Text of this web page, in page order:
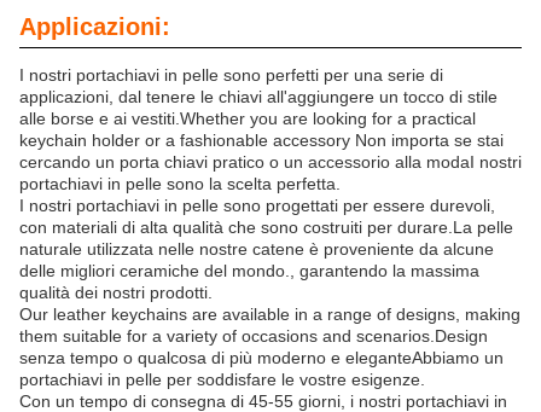
Applicazioni:
I nostri portachiavi in pelle sono perfetti per una serie di
applicazioni, dal tenere le chiavi all'aggiungere un tocco di stile
alle borse e ai vestiti.Whether you are looking for a practical
keychain holder or a fashionable accessory Non importa se stai
cercando un porta chiavi pratico o un accessorio alla modaI nostri
portachiavi in pelle sono la scelta perfetta.
I nostri portachiavi in pelle sono progettati per essere durevoli,
con materiali di alta qualità che sono costruiti per durare.La pelle
naturale utilizzata nelle nostre catene è proveniente da alcune
delle migliori ceramiche del mondo., garantendo la massima
qualità dei nostri prodotti.
Our leather keychains are available in a range of designs, making
them suitable for a variety of occasions and scenarios.Design
senza tempo o qualcosa di più moderno e eleganteAbbiamo un
portachiavi in pelle per soddisfare le vostre esigenze.
Con un tempo di consegna di 45-55 giorni, i nostri portachiavi in